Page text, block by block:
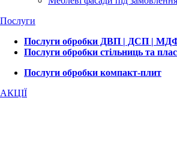
Послуги
Послуги обробки ДВП | ДСП |
Послуги обробки стільниць та
Послуги обробки компакт-плит
АКЦІЇ